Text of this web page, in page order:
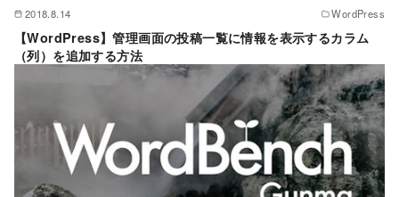
2018.8.14 WordPress
【WordPress】管理画面の投稿一覧に情報を表示するカラム
（列）を追加する方法